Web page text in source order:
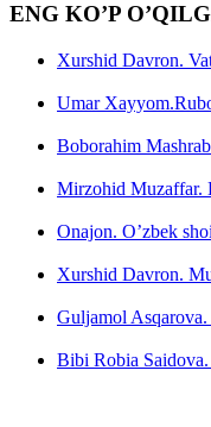
ENG KO’P
Xurshid Davron.
Umar
Boborahim
Mirzohid Muzaffar.
Onajon. O’zbek
Xurshid Davron.
Guljamol Asqarova.
Bibi Robia